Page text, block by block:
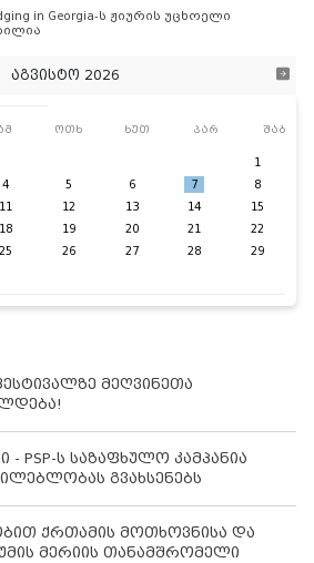
in Georgia-ს ჟიურის უცხოელი
აგვისტო 2026
ოთხ ხუთ პარ შაბ
1
4 5 6 7
8
11 12 13 14
15
18 19 20 21
22
25 26 27 28
29
მეღვინეთა
- PSP-ს საზაფხულო კამპანია
გვახსენებს
ქრთამის მოთხოვნისა და
მერიის თანამშრომელი